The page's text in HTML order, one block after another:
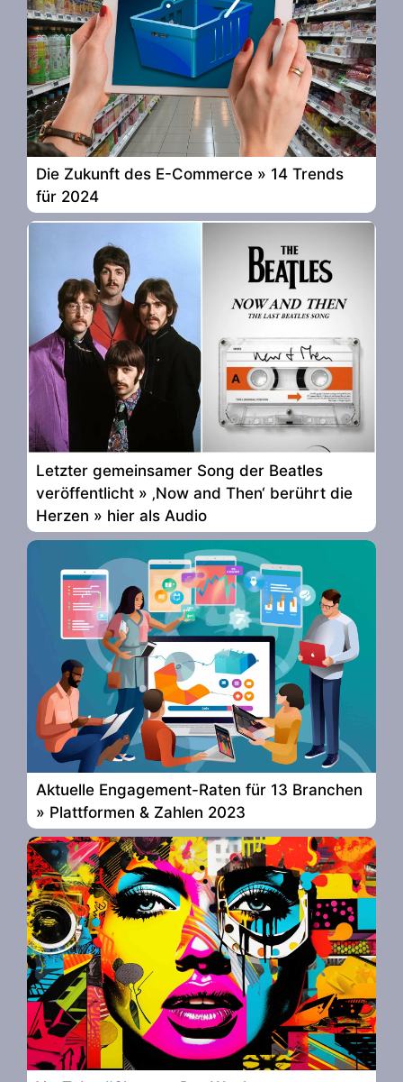
Die Zukunft des E-Commerce » 14 Trends
für 2024
Letzter gemeinsamer Song der Beatles
veröffentlicht » ‚Now and Then‘ berührt die
Herzen » hier als Audio
Aktuelle Engagement-Raten für 13 Branchen
» Plattformen & Zahlen 2023